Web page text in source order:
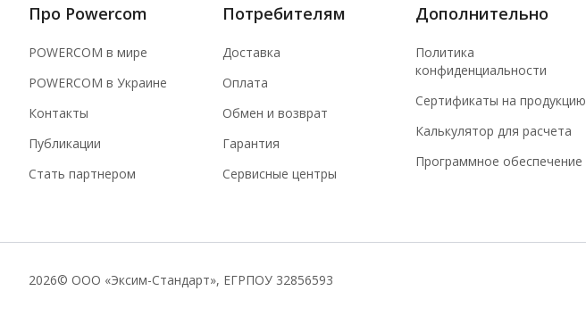
Про Powercom
POWERCOM в мире
POWERCOM в Украине
Контакты
Публикации
Стать партнером
Потребителям
Доставка
Оплата
Обмен и возврат
Гарантия
Сервисные центры
Дополнительно
Политика
конфиденциальности
Сертификаты на продукцию
Калькулятор для расчета
Программное обеспечение
2026© ООО «Эксим-Стандарт», ЕГРПОУ 32856593